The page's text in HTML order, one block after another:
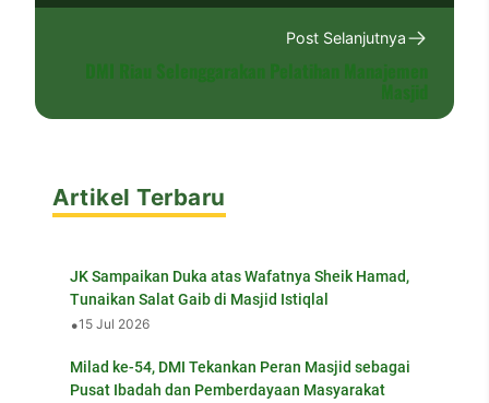
Post Selanjutnya
Artikel Terbaru
JK Sampaikan Duka atas Wafatnya Sheik Hamad,
Tunaikan Salat Gaib di Masjid Istiqlal
•15 Jul 2026
Milad ke-54, DMI Tekankan Peran Masjid sebagai
Pusat Ibadah dan Pemberdayaan Masyarakat